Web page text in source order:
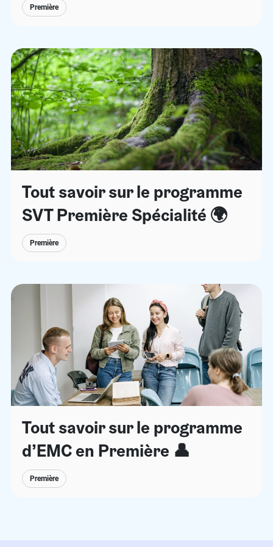
Première
Tout savoir sur le programme
SVT Première Spécialité 🌍
Première
Tout savoir sur le programme
d’EMC en Première 👤
Première